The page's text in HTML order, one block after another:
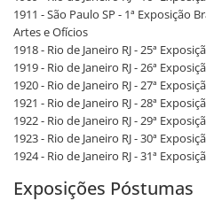
1911 - São Paulo SP - 1ª Exposição
Artes e Ofícios
1918 - Rio de Janeiro RJ - 25ª
1919 - Rio de Janeiro RJ - 26ª
1920 - Rio de Janeiro RJ - 27ª
1921 - Rio de Janeiro RJ - 28ª
1922 - Rio de Janeiro RJ - 29ª
1923 - Rio de Janeiro RJ - 30ª
1924 - Rio de Janeiro RJ - 31ª
Exposições Póstumas